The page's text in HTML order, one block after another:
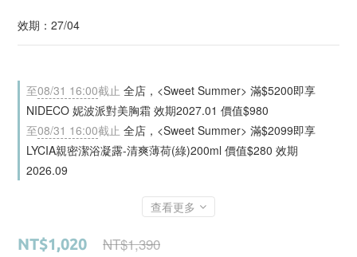
效期：27/04
至08/31 16:00截止 全店，<Sweet Summer> 滿$5200即享
NIDECO 妮波派對美胸霜 效期2027.01 價值$980
至08/31 16:00截止 全店，<Sweet Summer> 滿$2099即享
LYCIA親密潔浴凝露-清爽薄荷(綠)200ml 價值$280 效期
2026.09
查看更多
NT$1,020 NT$1,390